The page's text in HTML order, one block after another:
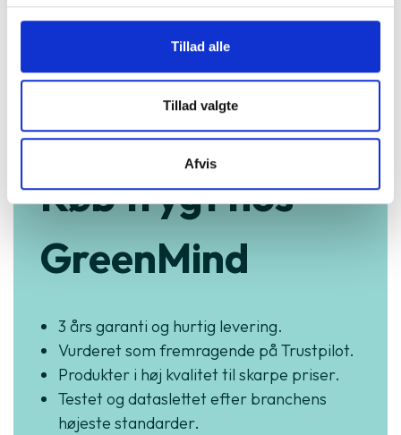
Tillad alle
Tillad valgte
Afvis
Køb trygt hos
GreenMind
3 års garanti og hurtig levering.
Vurderet som fremragende på Trustpilot.
Produkter i høj kvalitet til skarpe priser.
Testet og dataslettet efter branchens
højeste standarder.